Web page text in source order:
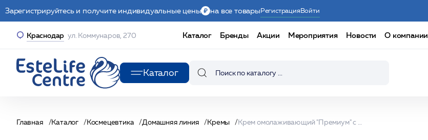
Зарегистрируйтесь и получите индивидуальные цены на все товарыРегистрацияВойти
Краснодар ул. Коммунаров, 270 Каталог Бренды Акции Мероприятия Новости О компании
Каталог
Главная Каталог Космецевтика Домашняя линия Кремы